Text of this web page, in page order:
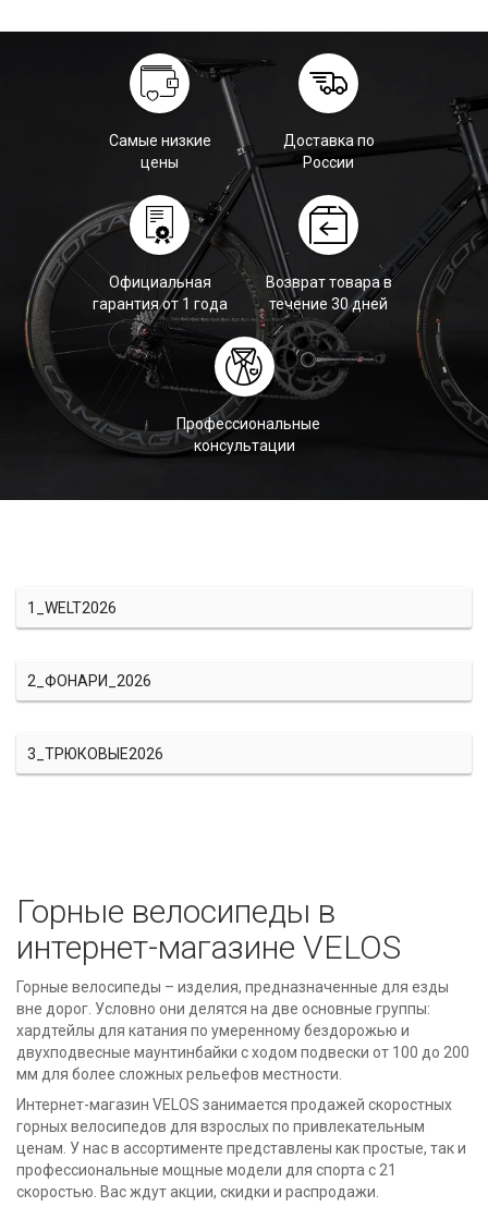
Самые низкие
цены
Доставка по
России
Официальная
гарантия от 1 года
Возврат товара в
течение 30 дней
Профессиональные
консультации
1_WELT2026
2_ФОНАРИ_2026
3_ТРЮКОВЫЕ2026
Горные велосипеды в
интернет-магазине VELOS
Горные велосипеды – изделия, предназначенные для езды
вне дорог. Условно они делятся на две основные группы:
хардтейлы для катания по умеренному бездорожью и
двухподвесные маунтинбайки с ходом подвески от 100 до 200
мм для более сложных рельефов местности.
Интернет-магазин VELOS занимается продажей скоростных
горных велосипедов для взрослых по привлекательным
ценам. У нас в ассортименте представлены как простые, так и
профессиональные мощные модели для спорта с 21
скоростью. Вас ждут акции, скидки и распродажи.